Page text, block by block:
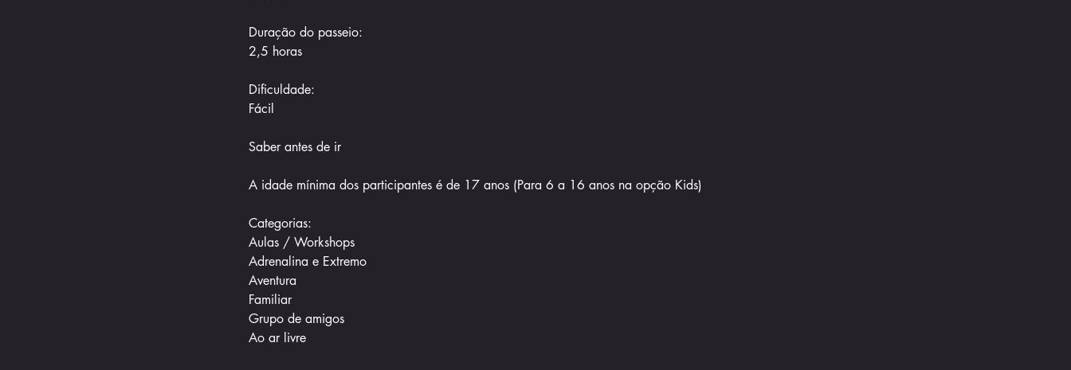
Duração do passeio:
2,5 horas
Dificuldade:
Fácil
Saber antes de ir
A idade mínima dos participantes é de 17 anos (Para 6 a 16 anos na opção Kids)
Categorias:
Aulas / Workshops
Adrenalina e Extremo
Aventura
Familiar
Grupo de amigos
Ao ar livre